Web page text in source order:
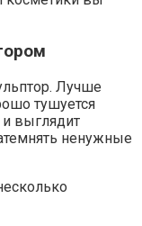
Лучше
тушуется
выглядит
ненужные